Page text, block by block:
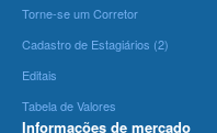
Torne-se um Corretor
Cadastro de Estagiários (2)
Editais
Tabela de Valores
Informações de mercado